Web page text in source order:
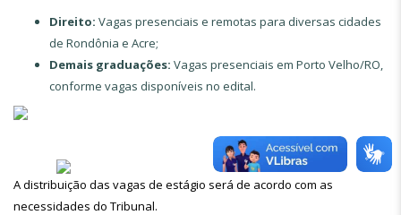
Direito: Vagas presenciais e remotas para diversas cidades
de Rondônia e Acre;
Demais graduações: Vagas presenciais em Porto Velho/RO,
conforme vagas disponíveis no edital.
A distribuição das vagas de estágio será de acordo com as
necessidades do Tribunal.